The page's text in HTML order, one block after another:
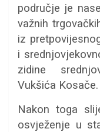
područje je
važnih
iz
i
zidine
Vukšića Kosače.
Nakon toga
osvježenje u